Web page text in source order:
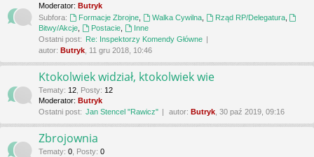
Moderator: Butryk
Subfora:
Formacje Zbrojne, Walka Cywilna, Rząd RP/Delegatura,
Bitwy/Akcje
Postacie,
Inne
Ostatni post: Re: Inspektorzy Komendy Główne
autor: Butryk , 11 gru 2018, 10:46
Ktokolwiek widział, ktokolwiek wie
Tematy: 12 Posty: 12
Moderator: Butryk
Ostatni post: Jan Stencel "Rawicz" autor: Butryk , 30 paź 2019, 09:16
Zbrojownia
Tematy: 0 Posty: 0